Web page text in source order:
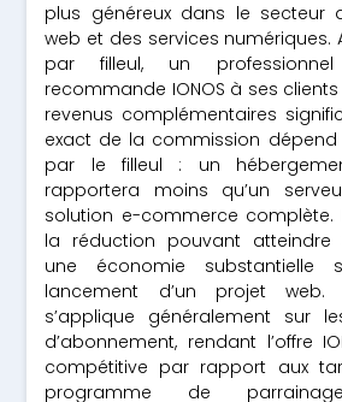
plus généreux dans le secteur
web et des services numériques.
par filleul, un
recommande IONOS à ses
revenus complémentaires
exact de la commission
par le filleul : un
rapportera moins qu’un
solution e-commerce complète.
la réduction pouvant atteindre
une économie
lancement d’un projet web.
s’applique généralement sur
d’abonnement, rendant l’offre
compétitive par rapport aux
programme de